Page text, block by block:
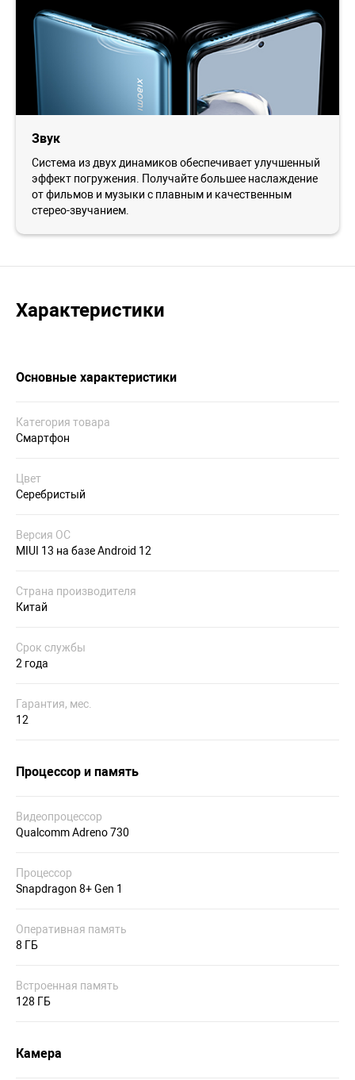
Звук
Система из двух динамиков обеспечивает улучшенный
эффект погружения. Получайте большее наслаждение
от фильмов и музыки с плавным и качественным
стерео-звучанием.
Характеристики
Основные характеристики
Категория товара
Смартфон
Цвет
Серебристый
Версия ОС
MIUI 13 на базе Android 12
Страна производителя
Китай
Срок службы
2 года
Гарантия, мес.
12
Процессор и память
Видеопроцессор
Qualcomm Adreno 730
Процессор
Snapdragon 8+ Gen 1
Оперативная память
8 ГБ
Встроенная память
128 ГБ
Камера